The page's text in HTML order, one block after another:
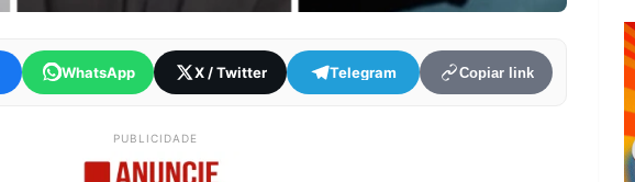
WhatsApp X / Twitter Telegram Copiar link
PUBLICIDADE